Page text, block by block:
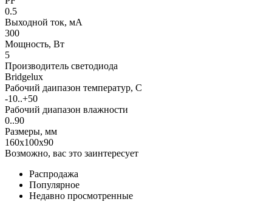
0.5
Выходной ток, мА
300
Мощность, Вт
5
Производитель светодиода
Bridgelux
Рабочий даипазон температур, С
-10..+50
Рабочий диапазон влажности
0..90
Размеры, мм
160x100x90
Возможно, вас это заинтересует
Распродажа
Популярное
Недавно просмотренные